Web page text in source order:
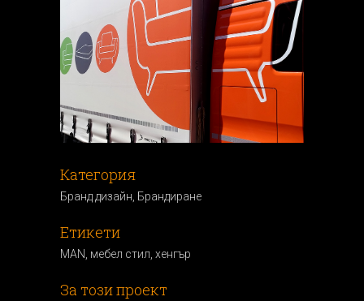
Категория
Бранд дизайн, Брандиранe
Етикети
MAN, мебел стил, хенгър
За този проект